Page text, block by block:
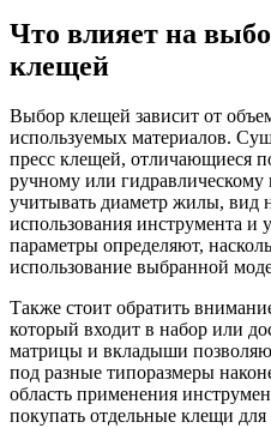
Что влияет на
клещей
Выбор клещей зависит от
используемых материалов.
пресс клещей, отличающиеся
ручному или
учитывать диаметр жилы, вид
использования инструмента и
параметры определяют,
использование выбранной
Также стоит обратить
который входит в набор или
матрицы и вкладыши
под разные типоразмеры
область применения
покупать отдельные клещи